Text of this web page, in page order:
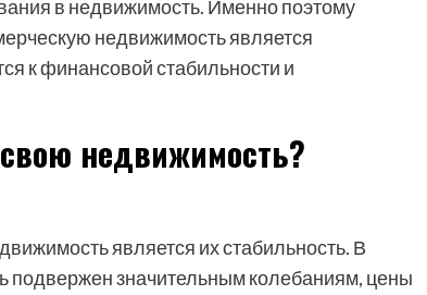
в недвижимость. Именно поэтому
недвижимость является
к финансовой стабильности и
недвижимость?
является их стабильность. В
подвержен значительным колебаниям, цены